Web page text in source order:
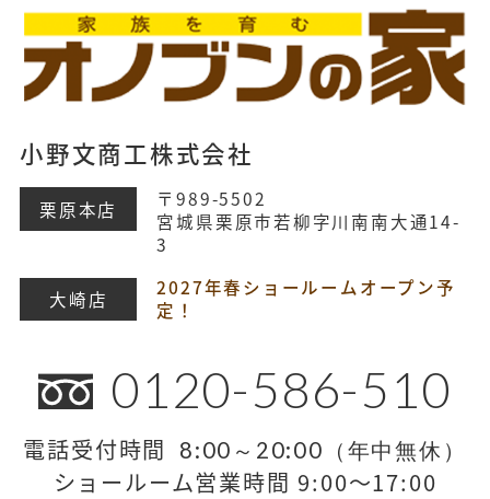
小野文商工株式会社
栗原本店
〒989-5502
宮城県栗原市若柳字川南南大通14-
3
大崎店
2027年春ショールームオープン予
定！
0120-586-510
電話受付時間 8:00～20:00（年中無休）
ショールーム営業時間 9:00～17:00